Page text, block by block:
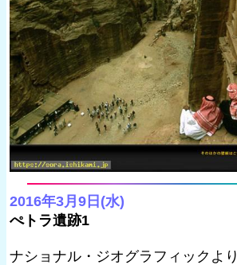
2016年3月9日(水)
ぺトラ遺跡1
ナショナル・ジオグラフィックより